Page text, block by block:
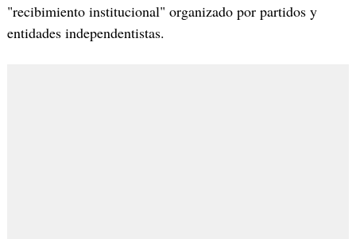
"recibimiento institucional" organizado por partidos y
entidades independentistas.